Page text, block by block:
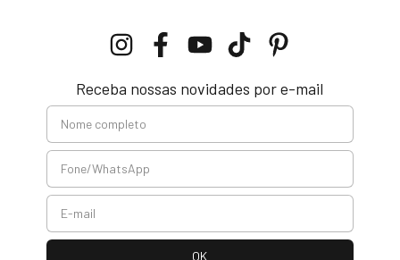
Receba nossas novidades por e-mail